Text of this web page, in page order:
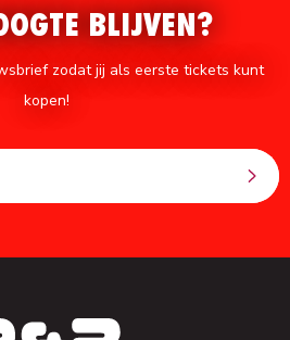
BLIJVEN?
zodat jij als eerste tickets kunt
kopen!